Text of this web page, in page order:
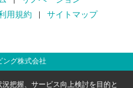
用規約 サイトマップ
ング株式会社
把握、サービス向上検討を目的と